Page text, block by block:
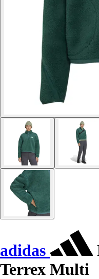
adidas
Terrex Multi